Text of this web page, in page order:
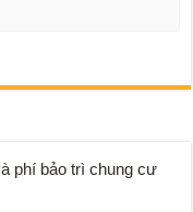
phí bảo trì chung cư